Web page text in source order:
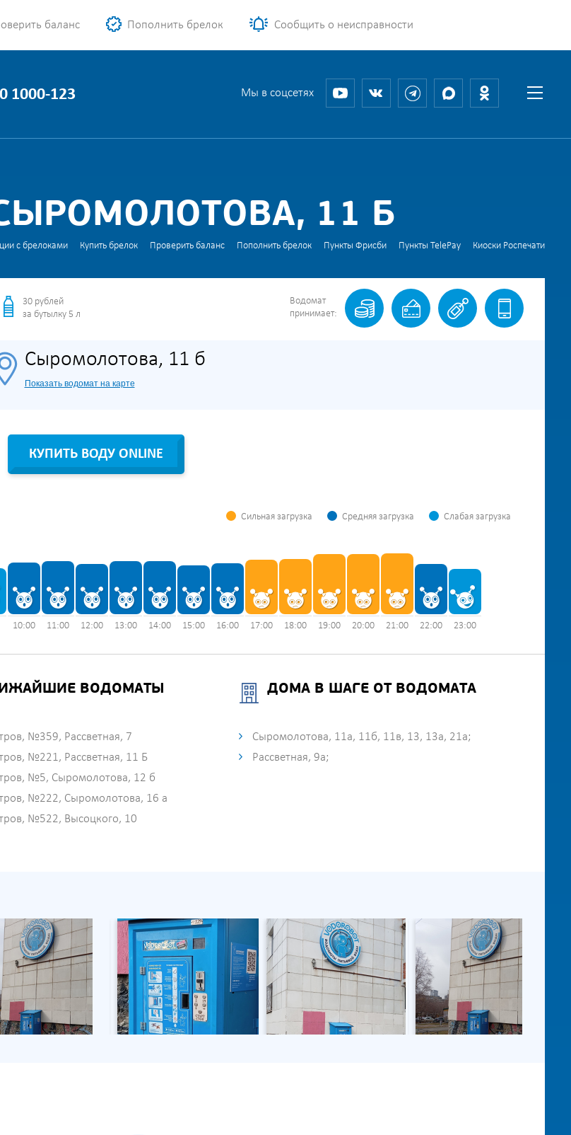
баланс Пополнить брелок Сообщить о неисправности
1000-123 Мы в соцсетях
11 Б
с брелоками Купить брелок Проверить баланс Пополнить брелок Пункты Фрисби Пункты TelePay Киоски Роспечати
30 рублей
за бутылку 5 л
Водомат
принимает:
Сыромолотова, 11 б
Показать водомат на карте
КУПИТЬ ВОДУ ONLINE
Сильная загрузка Средняя загрузка Слабая загрузка
10:00 11:00 12:00 13:00 14:00 15:00 16:00 17:00 18:00 19:00 20:00 21:00 22:00 23:00
ВОДОМАТЫ
№359, Рассветная, 7
№221, Рассветная, 11 Б
№5, Сыромолотова, 12 б
№222, Сыромолотова, 16 а
№522, Высоцкого, 10
ДОМА В ШАГЕ ОТ ВОДОМАТА
Сыромолотова, 11а, 11б, 11в, 13, 13а, 21а;
Рассветная, 9а;